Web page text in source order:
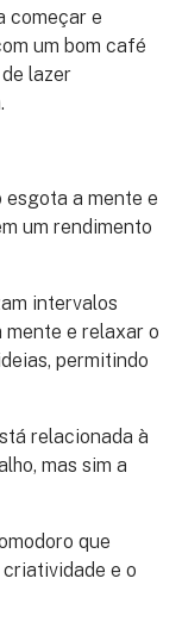
começar e
um bom café
lazer
esgota a mente e
um rendimento
intervalos
e relaxar o
permitindo
relacionada à
mas sim a
que
e o